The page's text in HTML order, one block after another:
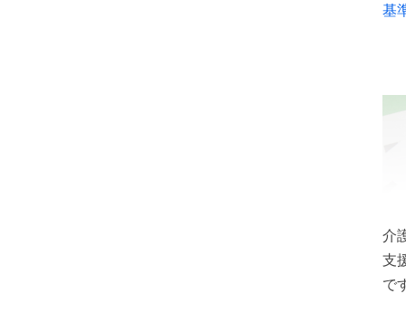
基
介
支
で